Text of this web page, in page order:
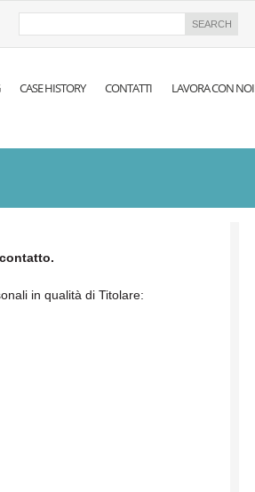
CASE HISTORY CONTATTI LAVORA CON NOI
in qualità di Titolare: